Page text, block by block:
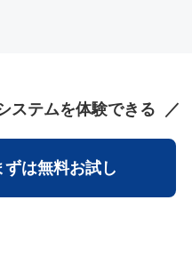
ステムを体験できる
ずは無料お試し